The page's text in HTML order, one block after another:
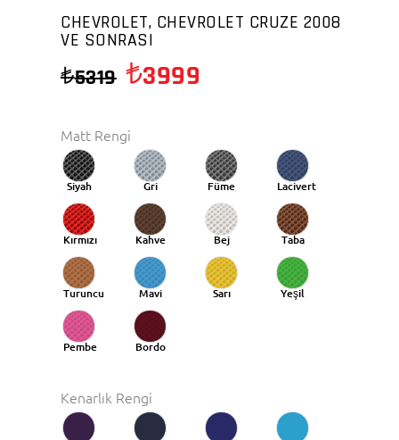
CHEVROLET, CHEVROLET CRUZE 2008
VE SONRASI
5319 3999
Matt Rengi
Siyah Gri Füme Lacivert
Kırmızı Kahve Bej Taba
Turuncu
Taba
Mavi Sarı Yeşil
Pembe Bordo
Kenarlık Rengi